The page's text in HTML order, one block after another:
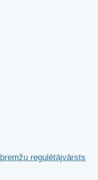
regulētājvārsts